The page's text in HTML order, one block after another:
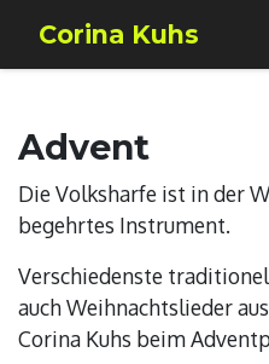
Corina Kuhs
Advent
Die Volksharfe ist in der
begehrtes Instrument.
Verschiedenste
auch Weihnachtslieder
Corina Kuhs beim